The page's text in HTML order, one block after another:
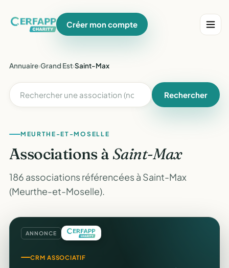
Créer mon compte
Annuaire›Grand Est›Saint-Max
Rechercher
MEURTHE-ET-MOSELLE
Associations à Saint-Max
186 associations référencées à Saint-Max
(Meurthe-et-Moselle).
ANNONCE
CRM ASSOCIATIF